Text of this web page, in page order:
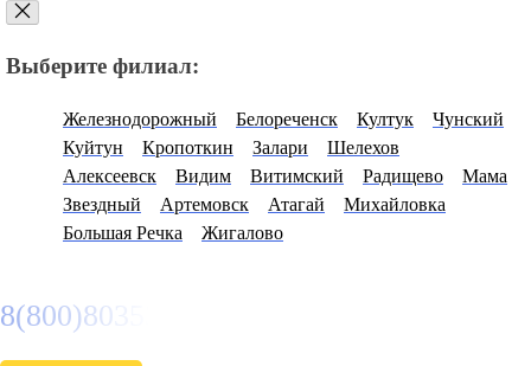
Выберите филиал:
Железнодорожный Белореченск Култук
Чунский
Куйтун
Кропоткин Залари
Шелехов
Алексеевск
Видим Витимский Радищево
Мама
Звездный
Артемовск Атагай
Михайловка
Большая Речка
Жигалово
8(800)8035334